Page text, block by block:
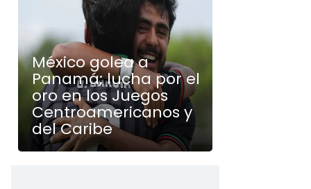
México golea a
Panamá; lucha por el
oro en los Juegos
Centroamericanos y
del Caribe